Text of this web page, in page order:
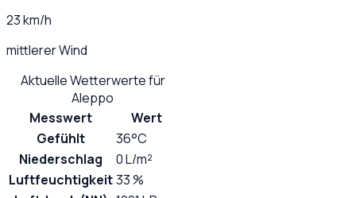
23 km/h
mittlerer Wind
Aktuelle Wetterwerte für
Aleppo
Messwert
Wert
Gefühlt
36°C
Niederschlag
0 L/m²
Luftfeuchtigkeit33 %